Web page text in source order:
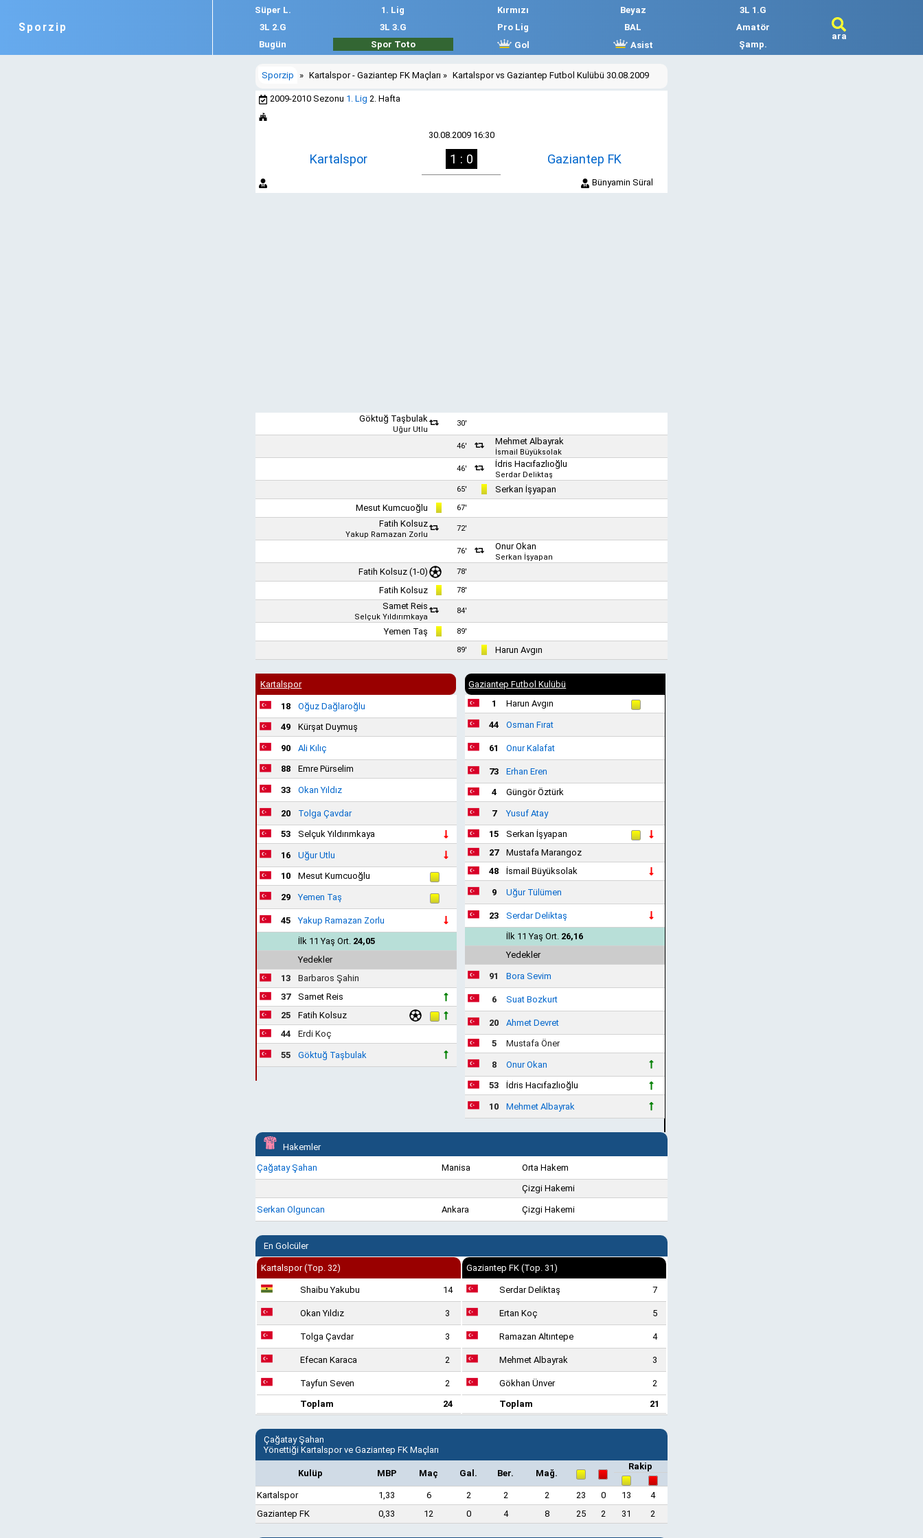
Sporzip
Süper L. 1. Lig Kırmızı Beyaz
3L 1.G
3L 2.G
3L 3.G Pro Lig BAL
Amatör
Bugün
Spor Toto Gol Asist Şamp.
ara
Sporzip » Kartalspor - Gaziantep FK Maçları » Kartalspor vs Gaziantep Futbol Kulübü 30.08.2009
2009-2010 Sezonu 1. Lig 2. Hafta
30.08.2009 16:30
Kartalspor 1 : 0 Gaziantep FK
Bünyamin Süral
Göktuğ Taşbulak
Uğur Utlu
30'
46' Mehmet Albayrak
İsmail Büyüksolak
46'
İdris Hacıfazlıoğlu
Serdar Deliktaş
65'
Serkan İşyapan
Mesut Kumcuoğlu
67'
Fatih Kolsuz
Yakup Ramazan Zorlu
72'
76' Onur Okan
Serkan İşyapan
Fatih Kolsuz (1-0) 78'
Fatih Kolsuz 78'
Samet Reis
Selçuk Yıldırımkaya
84'
Yemen Taş 89'
89' Harun Avgın
Kartalspor
18
Oğuz Dağlaroğlu
49
Kürşat Duymuş
90
Ali Kılıç
88
Emre Pürselim
33 Okan Yıldız
20
Tolga Çavdar
53
Selçuk Yıldırımkaya
16
Uğur Utlu
10
Mesut Kumcuoğlu
29 Yemen Taş
45
Yakup Ramazan Zorlu
İlk 11 Yaş Ort. 24,05
Yedekler
13
Barbaros Şahin
37
Samet Reis
25
Fatih Kolsuz
44
Erdi Koç
55 Göktuğ Taşbulak
Gaziantep Futbol Kulübü
1
Harun Avgın
44 Osman Fırat
61 Onur Kalafat
73
Erhan Eren
4
Güngör Öztürk
7
Yusuf Atay
15
Serkan İşyapan
27
Mustafa Marangoz
48
İsmail Büyüksolak
9 Uğur Tülümen
23
Serdar Deliktaş
İlk 11 Yaş Ort. 26,16
Yedekler
91 Bora Sevim
6 Suat Bozkurt
20
Ahmet Devret
5
Mustafa Öner
8
Onur Okan
53
İdris Hacıfazlıoğlu
10 Mehmet Albayrak
Hakemler
Çağatay Şahan
Manisa
Orta Hakem
Çizgi Hakemi
Serkan Olguncan Ankara Çizgi Hakemi
En Golcüler
Kartalspor (Top. 32)
Shaibu Yakubu 14
Okan Yıldız 3
Tolga Çavdar 3
Efecan Karaca 2
Tayfun Seven
2
Toplam
24
Gaziantep FK (Top. 31)
Serdar Deliktaş 7
Ertan Koç 5
Ramazan Altıntepe 4
Mehmet Albayrak 3
Gökhan Ünver
2
Toplam
21
Çağatay Şahan
Yönettiği Kartalspor ve Gaziantep FK Maçları
Kulüp MBP Maç Gal. Ber. Mağ.
Rakip
Kartalspor 1,33 6 2 2 2 23 0 13
4
Gaziantep FK
0,33 12 0 4 8 25 2 31 2